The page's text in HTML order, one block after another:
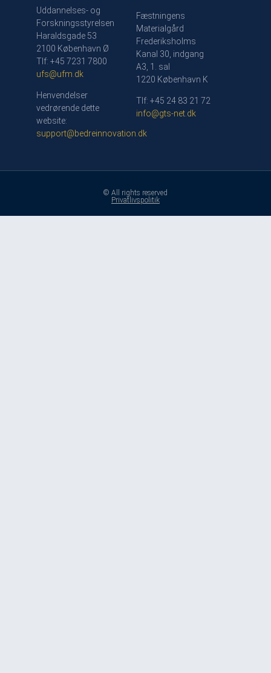
Uddannelses- og
Forskningsstyrelsen
Haraldsgade 53
2100 København Ø
Tlf: +45 7231 7800
ufs@ufm.dk
Henvendelser
vedrørende dette
website:
support@bedreinnovation.dk
Fæstningens
Materialgård
Frederiksholms
Kanal 30, indgang
A3, 1. sal
1220 København K
Tlf: +45 24 83 21 72
info@gts-net.dk
© All rights reserved
Privatlivspolitik